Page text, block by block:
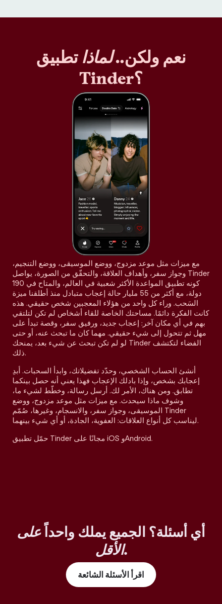
نعم ولكن..لماذا تطبيق
Tinder؟
مع ميزات مثل موعد مزدوج، ووضع الموسيقى، ووضع التنجيم،
وجواز سفر، وأهداف العلاقة، والتحقّق من الصورة، يواصل Tinder
كونه تطبيق المواعدة الأكثر شعبية في العالم، والمتاح في 190
دولة، مع أكثر من 55 مليار حالة إعجاب متبادل منذ أطلقنا ميزة
السَحب. وراء كل واحد من هؤلاء المعجبين شخص حقيقي. هذه
كانت الفكرة دائمًا. مساحتك الخاصة للقاء أشخاص لم تكن لتلتقي
بهم في أي مكان آخر: إعجاب جديد، ورفيق سفر، وقصة تبدأ على
مهل ثم تتحول إلى شيء حقيقي. مهما كان ما تبحث عنه، أو حتى
لو لم تكن تبحث عن شيء بعد، يمنحك Tinder الفضاء لتكتشف
ذلك.
أنشئ الحساب الشخصي، وحدّد تفضيلاتك، وابدأ السحبات. أبدِ
إعجابك بشخص، وإذا بادلك الإعجاب فهذا يعني أنه حصل بينكما
تطابق. ومن هناك، الأمر لك. أرسل رسالة، وخطّط لشيء ما،
وشوف ماذا سيحدث. مع ميزات مثل موعد مزدوج، ووضع
الموسيقى، وجواز سفر، والانسجام، وغيرها، صُمّم Tinder
ليناسب كل أنواع العلاقات: العفوية، الجادة، أو أي شيء بينهما.
حمّل تطبيق Tinder مجانًا على iOS وAndroid.
أي أسئلة؟ الجميع يملك واحداً على
الأقل.
اقرأ الأسئلة الشائعة